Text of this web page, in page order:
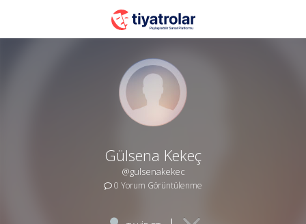
Gülsena Kekeç
@gulsenakekec
0 Yorum Görüntülenme